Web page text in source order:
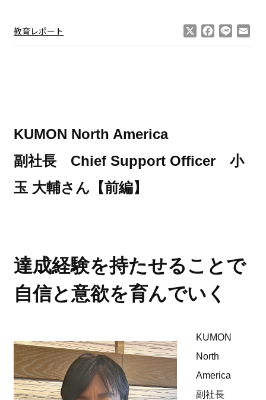
教育レポート Facebook
Line
KUMON North America
副社長 Chief Support Officer 小
玉 大輔さん【前編】
達成経験を持たせることで
自信と意欲を育んでいく
KUMON
North
America
副社長